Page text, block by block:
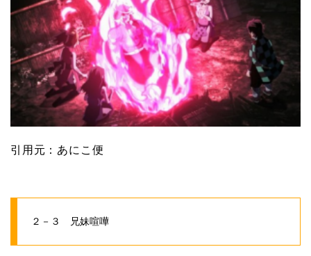
引用元：あにこ便
２－３ 兄妹喧嘩